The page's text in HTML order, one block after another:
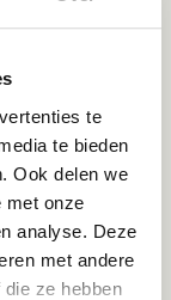
te
te bieden
Ook delen we
met onze
analyse. Deze
met andere
ze hebben